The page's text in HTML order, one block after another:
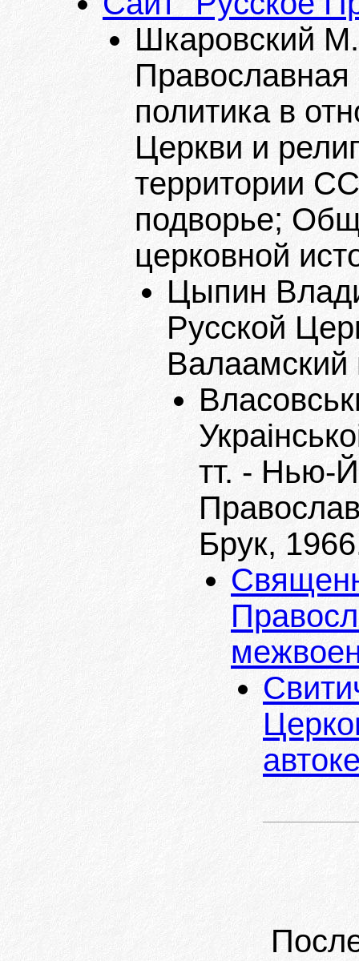
Шкаровский
Православная
политика в
Церкви и
территории
подворье;
церковной
Цыпин
Русской
Валаамский
тт. - Нью-
Брук,